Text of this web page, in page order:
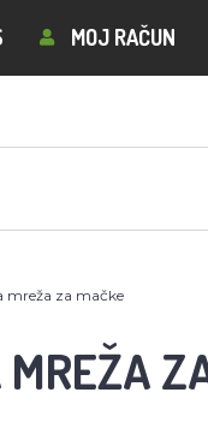
MOJ RAČUN
mreža za mačke